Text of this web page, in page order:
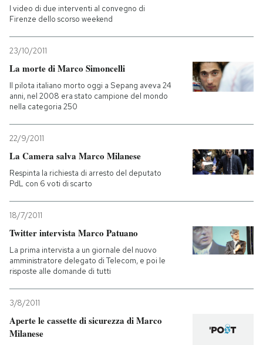
CALENDARIO
AREA PERSONALE
I video di due interventi al convegno di
Firenze dello scorso weekend
23/10/2011
La morte di Marco Simoncelli
Il pilota italiano morto oggi a Sepang aveva 24
anni, nel 2008 era stato campione del mondo
nella categoria 250
22/9/2011
La Camera salva Marco Milanese
Respinta la richiesta di arresto del deputato
PdL con 6 voti di scarto
18/7/2011
Twitter intervista Marco Patuano
La prima intervista a un giornale del nuovo
amministratore delegato di Telecom, e poi le
risposte alle domande di tutti
3/8/2011
Aperte le cassette di sicurezza di Marco
Milanese